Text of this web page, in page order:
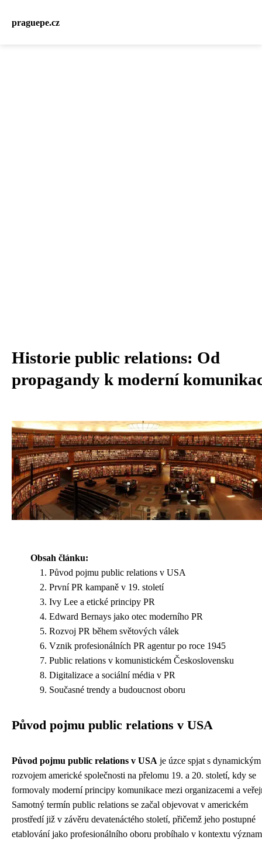
praguepe.cz
Historie public relations: Od
propagandy k moderní
Obsah článku:
Původ pojmu public relations v USA
První PR kampaně v 19. století
Ivy Lee a etické principy PR
Edward Bernays jako otec moderního PR
Rozvoj PR během světových válek
Vznik profesionálních PR agentur po roce 1945
Public relations v komunistickém Československu
Digitalizace a sociální média v PR
Současné trendy a budoucnost oboru
Původ pojmu public relations v USA
Původ pojmu public relations v USA je úzce spjat s dynamickým
rozvojem americké společnosti na přelomu 19. a 20. století, kdy se
formovaly moderní principy komunikace mezi organizacemi a
Samotný termín public relations se začal objevovat v americkém
prostředí již v závěru devatenáctého století, přičemž jeho postupné
etablování jako profesionálního oboru probíhalo v kontextu